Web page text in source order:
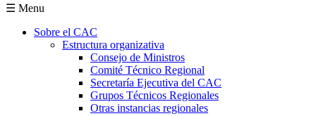
☰ Menu
Sobre el CAC
Estructura organizativa
Consejo de Ministros
Comité Técnico Regional
Secretaría Ejecutiva del CAC
Grupos Técnicos Regionales
Otras instancias regionales